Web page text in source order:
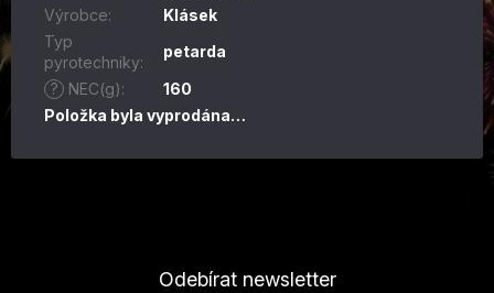
Výrobce:
Klásek
Typ
pyrotechniky:
petarda
?
NEC(g):
160
Položka byla vyprodána…
Odebírat newsletter